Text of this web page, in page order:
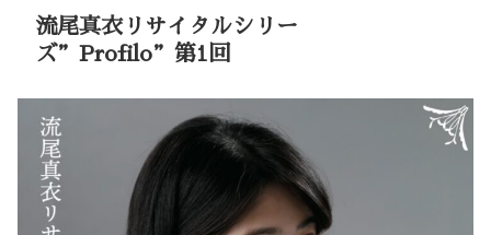
流尾真衣リサイタルシリー
ズ”Profilo”第1回